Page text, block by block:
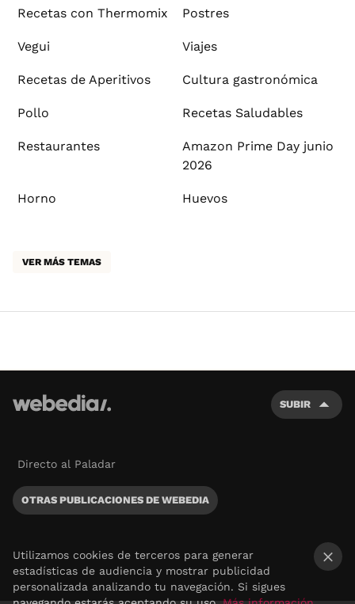
Recetas con Thermomix Postres
Vegui Viajes
Recetas de Aperitivos Cultura gastronómica
Pollo Recetas Saludables
Restaurantes
Amazon Prime Day junio
2026
Horno Huevos
VER MÁS TEMAS
SUBIR
Directo al Paladar
OTRAS PUBLICACIONES DE WEBEDIA
Utilizamos cookies de terceros para generar
estadísticas de audiencia y mostrar publicidad
personalizada analizando tu navegación. Si sigues